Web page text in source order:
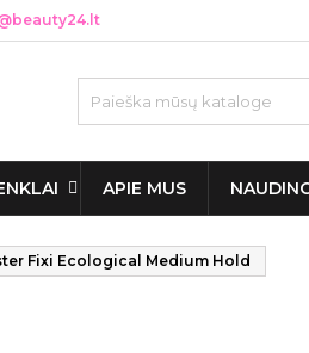
APIE MUS
Fixi Ecological Medium Hold